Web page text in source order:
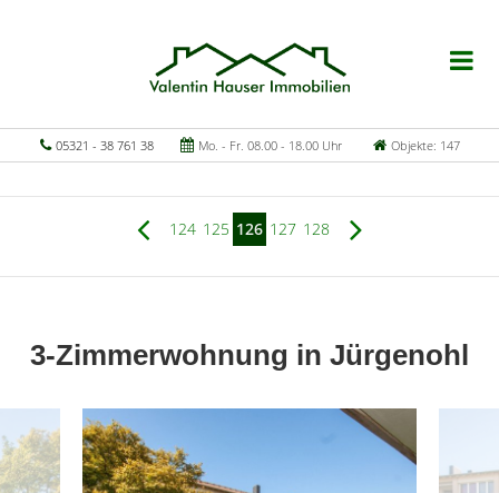
05321 - 38 761 38 Mo. - Fr. 08.00 - 18.00 Uhr Objekte: 147
124 125 126 127 128
3-Zimmerwohnung in Jürgenohl